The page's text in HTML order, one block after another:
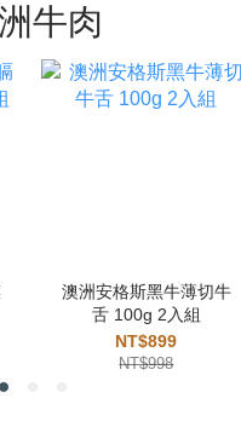
牛肉
澳洲安格斯黑牛薄切牛
舌 100g 2入組
NT$899
NT$998